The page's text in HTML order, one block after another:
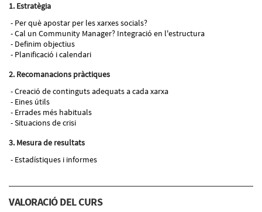
1. Estratègia
Per què apostar per les xarxes socials?
Cal un Community Manager? Integració en l'estructura
Definim objectius
Planificació i calendari
2. Recomanacions pràctiques
Creació de continguts adequats a cada xarxa
Eines útils
Errades més habituals
Situacions de crisi
3. Mesura de resultats
Estadístiques i informes
VALORACIÓ DEL CURS